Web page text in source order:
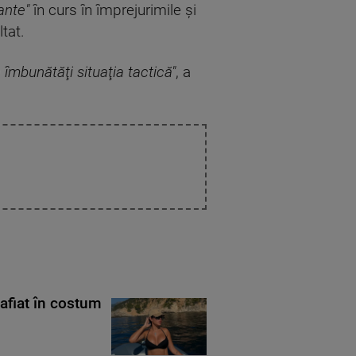
în curs în împrejurimile şi
îmbunătăţi situaţia tactică", a
în costum